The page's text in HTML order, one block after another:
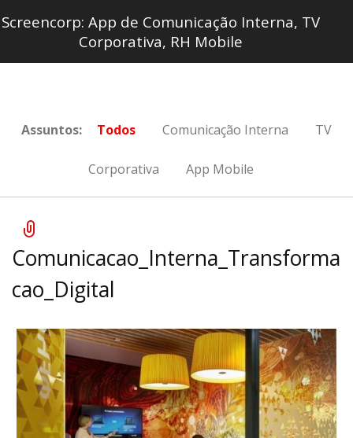
Screencorp: App de Comunicação Interna, TV
Corporativa, RH Mobile
Assuntos: Todos Comunicação Interna TV
Corporativa App Mobile
Comunicacao_Interna_Transforma
cao_Digital